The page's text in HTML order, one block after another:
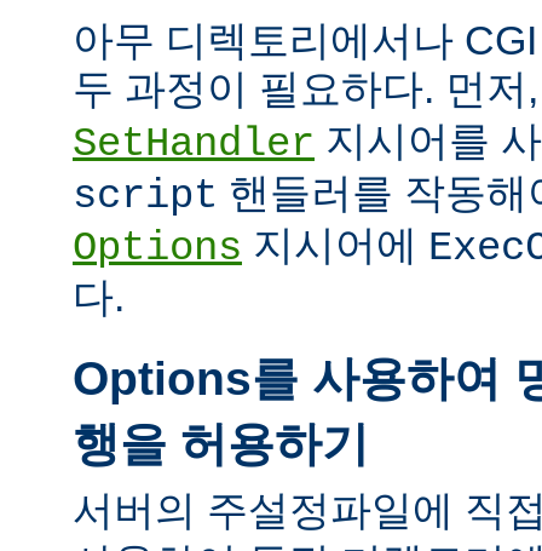
아무 디렉토리에서나
두 과정이 필요하다. 먼
SetHandler 지시어를
script 핸들러를 작동
Options 지시어에
다.
Options를 사용하여
행을 허용하기
서버의 주설정파일에 직